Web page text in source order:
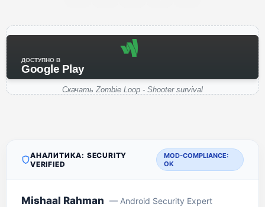
ДОСТУПНО В
Google Play
Скачать Zombie Loop - Shooter survival
АНАЛИТИКА: SECURITY
VERIFIED
MOD-COMPLIANCE:
OK
Mishaal Rahman — Android Security Expert